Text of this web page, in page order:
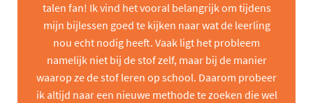
talen fan! Ik vind het vooral belangrijk om tijdens
mijn bijlessen goed te kijken naar wat de leerling
nou echt nodig heeft. Vaak ligt het probleem
namelijk niet bij de stof zelf, maar bij de manier
waarop ze de stof leren op school. Daarom probeer
ik altijd naar een nieuwe methode te zoeken die wel